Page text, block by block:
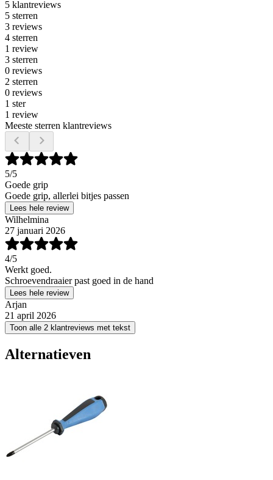
5 klantreviews
5 sterren
3 reviews
4 sterren
1 review
3 sterren
0 reviews
2 sterren
0 reviews
1 ster
1 review
Meeste sterren klantreviews
5/5
Goede grip
Goede grip, allerlei bitjes passen
Lees hele review
Wilhelmina
27 januari 2026
4/5
Werkt goed.
Schroevendraaier past goed in de hand
Lees hele review
Arjan
21 april 2026
Toon alle 2 klantreviews met tekst
Alternatieven